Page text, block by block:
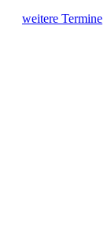
weitere Termine